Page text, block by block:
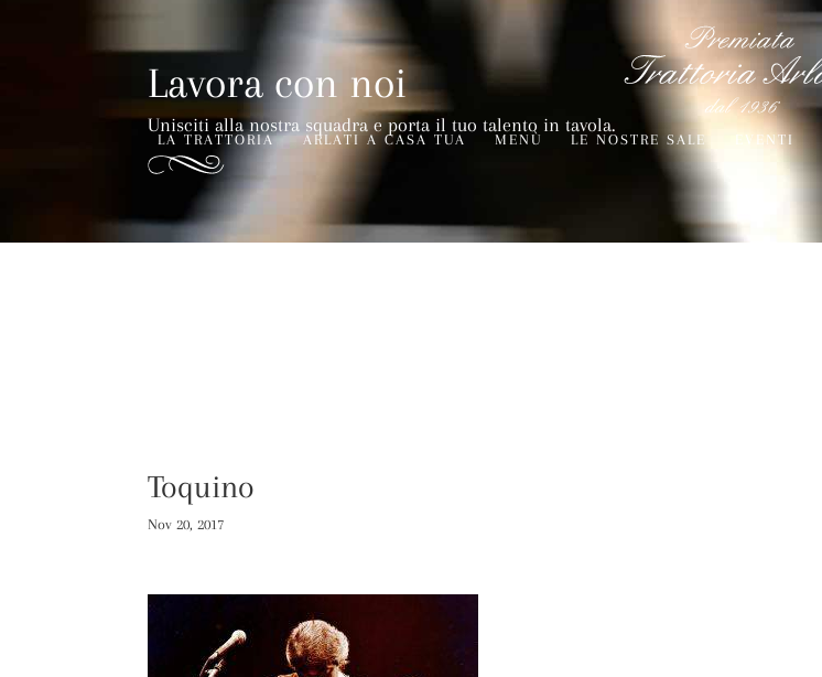
LA TRATTORIA ARLATI A CASA TUA MENÙ LE NOSTRE SALE EVENTI
Lavora con noi
Unisciti alla nostra squadra e porta il tuo talento in tavola.
Toquino
Nov 20, 2017